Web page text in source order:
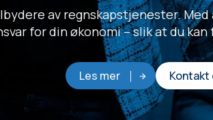
av regnskapstjenester.
for din økonomi – slik at du
Les mer Kontakt